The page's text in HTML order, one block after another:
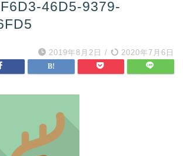
46D5-9379-
2019年8月2日 / 2020年7月6日